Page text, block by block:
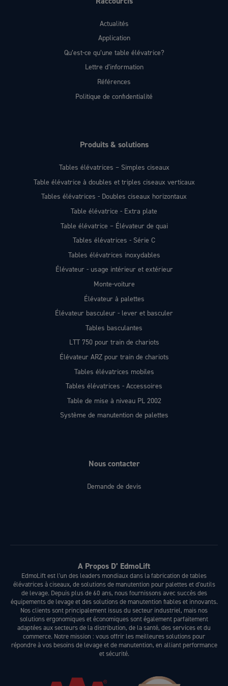
Actualités
Application
Qu’est-ce qu’une table élévatrice?
Lettre d’information
Références
Politique de confidentialité
Produits & solutions
Tables élévatrices – Simples ciseaux
Table élévatrice à doubles et triples ciseaux verticaux
Tables élévatrices - Doubles ciseaux horizontaux
Table élévatrice - Extra plate
Table élévatrice – Élévateur de quai
Tables élévatrices - Série C
Tables élévatrices inoxydables
Élévateur - usage intérieur et extérieur
Monte-voiture
Élévateur à palettes
Élévateur basculeur - lever et basculer
Tables basculantes
LTT 750 pour train de chariots
Élévateur ARZ pour train de chariots
Tables élévatrices mobiles
Tables élévatrices - Accessoires
Table de mise à niveau PL 2002
Système de manutention de palettes
Nous contacter
Demande de devis
A Propos D’ EdmoLift
EdmoLift est l'un des leaders mondiaux dans la fabrication de tables
élévatrices à ciseaux, de solutions de manutention pour palettes et d'outils
de levage. Depuis plus de 60 ans, nous fournissons avec succès des
équipements de levage et des solutions de manutention fiables et innovants.
Nos clients sont principalement issus du secteur industriel, mais nos
solutions ergonomiques et économiques sont également parfaitement
adaptées aux secteurs de la distribution, de la santé, des services et du
commerce. Notre mission : vous offrir les meilleures solutions pour
répondre à vos besoins de levage et de manutention, en alliant performance
et sécurité.